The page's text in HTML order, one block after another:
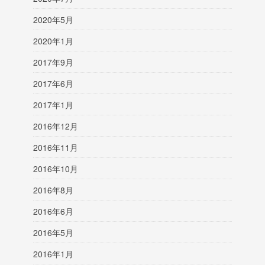
2020年5月
2020年1月
2017年9月
2017年6月
2017年1月
2016年12月
2016年11月
2016年10月
2016年8月
2016年6月
2016年5月
2016年1月